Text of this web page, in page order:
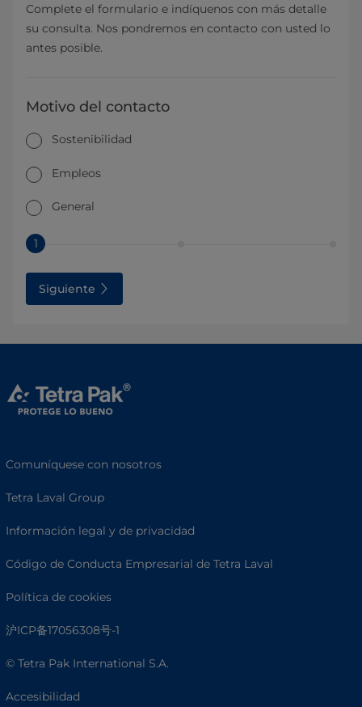
Complete el formulario e indíquenos con más detalle
su consulta. Nos pondremos en contacto con usted lo
antes posible.
Motivo del contacto
Sostenibilidad
Empleos
General
1
Siguiente
Comuníquese con nosotros
Tetra Laval Group
Información legal y de privacidad
Código de Conducta Empresarial de Tetra Laval
Política de cookies
沪ICP备17056308号-1
© Tetra Pak International S.A.
Accesibilidad